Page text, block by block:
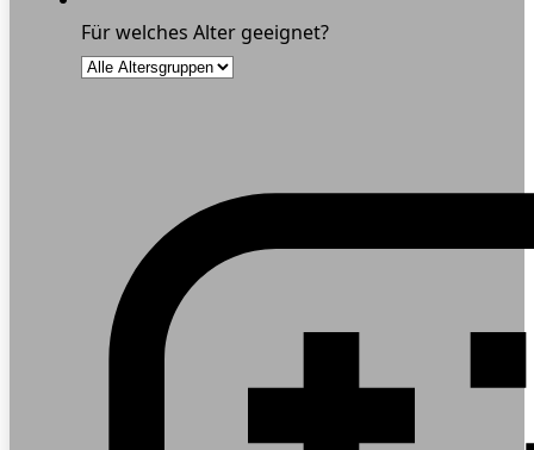
Für welches Alter geeignet?